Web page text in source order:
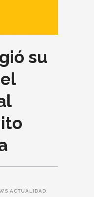
su
ACTUALIDAD